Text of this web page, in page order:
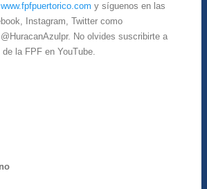
www.fpfpuertorico.com y síguenos en las
Instagram, Twitter como
No olvides suscribirte a
la FPF en YouTube.